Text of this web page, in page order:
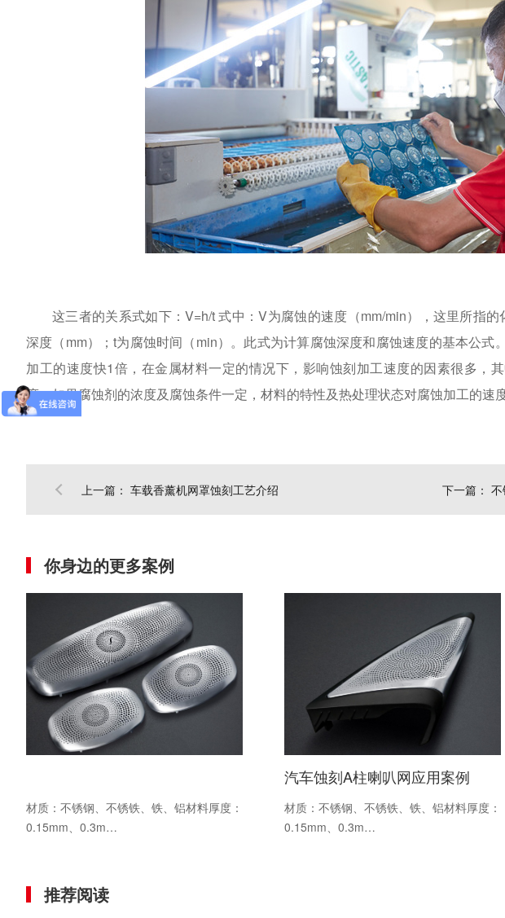
这三者的关系式如下：V=h/t 式中：V为腐蚀的速度（mm/min），这里所指
深度（mm）；t为腐蚀时间（min）。此式为计算腐蚀深度和腐蚀速度的基本公式
加工的速度快1倍，在金属材料一定的情况下，影响蚀刻加工速度的因素很多，
度。如果腐蚀剂的浓度及腐蚀条件一定，材料的特性及热处理状态对腐蚀加工的速
上一篇： 车载香薰机网罩蚀刻工艺介绍 下一篇：
你身边的更多案例
材质：不锈钢、不锈铁、铁、铝材料厚度：
0.15mm、0.3m…
汽车蚀刻A柱喇叭网应用案例
材质：不锈钢、不锈铁、铁、铝材料厚度：
0.15mm、0.3m…
推荐阅读